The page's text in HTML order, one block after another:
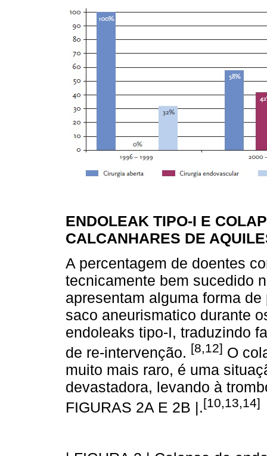
ENDOLEAK TIPO-I E
CALCANHARES DE
A percentagem de doentes
tecnicamente bem sucedido
apresentam alguma forma
saco aneurismatico durante
endoleaks tipo-I, traduzindo
de re-intervenção. [8,12] O
muito mais raro, é uma
devastadora, levando à
FIGURAS 2A E 2B |.[10,13,14]